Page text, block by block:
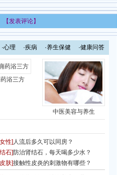
【发表评论】